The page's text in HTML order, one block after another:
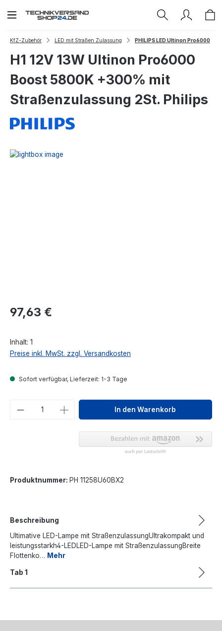
Zum Hauptinhalt springen
KfZ-Zubehör LED mit Straßen Zulassung PHILIPS LED Ultinon Pro6000
H1 12V 13W Ultinon Pro6000
Boost 5800K +300% mit
Straßenzulassung 2St. Philips
Regulärer Preis:
97,63 €
Inhalt: 1
Preise inkl. MwSt. zzgl. Versandkosten
Sofort verfügbar, Lieferzeit: 1-3 Tage
Produkt Anzahl: Gib denIn den Warenkorb
Produktnummer: PH 11258U60BX2
Beschreibung
Ultimative LED-Lampe mit StraßenzulassungUltrakompakt und
leistungsstarkh4-LEDLED-Lampe mit StraßenzulassungBreite
Flottenko… Mehr
Tab 1